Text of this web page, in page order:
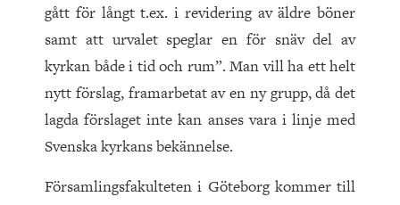
gått för långt t.ex. i revidering av äldre böner
samt att urvalet speglar en för snäv del av
kyrkan både i tid och rum”. Man vill ha ett helt
nytt förslag, framarbetat av en ny grupp, då det
lagda förslaget inte kan anses vara i linje med
Svenska kyrkans bekännelse.
Församlingsfakulteten i Göteborg kommer till